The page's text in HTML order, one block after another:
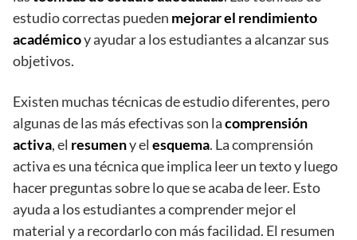
estudio correctas pueden mejorar el rendimiento
académicoy ayudar a los estudiantes a alcanzar sus
objetivos.
Existen muchas técnicas de estudio diferentes, pero
algunas de las más efectivas son lacomprensión
activa, el resumeny el esquema. La comprensión
activa es una técnica que implica leer un texto y luego
hacer preguntas sobre lo que se acaba de leer. Esto
ayuda a los estudiantes a comprender mejor el
material y a recordarlo con más facilidad. El resumen